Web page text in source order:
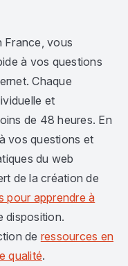
France, vous
à vos questions
Chaque
et
de 48 heures. En
vos questions et
du web
de la création de
pour apprendre à
disposition.
de ressources en
qualité.